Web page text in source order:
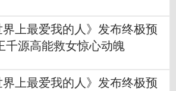
界上最爱我的人》发布终极预
千源高能救女惊心动魄
界上最爱我的人》发布终极预